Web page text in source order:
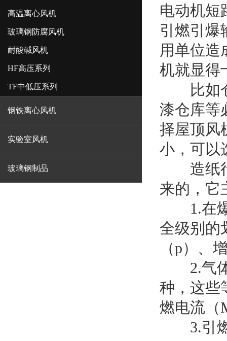
高温离心风机
玻璃钢防腐风机
耐酸碱风机
HF高压系列
TF中低压系列
钢铁离心风机
实验室风机
玻璃钢制品
电动机短
引燃引爆
用单位造
机就显得
比如仓
漆仓库等
择屋顶风
小，可以
造纸行
来的，它
1.在爆
全级别的
（p）、
2.气体
种，这些
燃电流（
3.引燃